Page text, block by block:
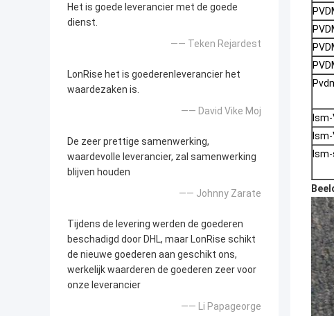
Het is goede leverancier met de goede
dienst.
—— Teken Rejardest
LonRise het is goederenleverancier het
waardezaken is.
—— David Vike Moj
De zeer prettige samenwerking,
waardevolle leverancier, zal samenwerking
blijven houden
—— Johnny Zarate
Tijdens de levering werden de goederen
beschadigd door DHL, maar LonRise schikt
de nieuwe goederen aan geschikt ons,
werkelijk waarderen de goederen zeer voor
onze leverancier
—— Li Papageorge